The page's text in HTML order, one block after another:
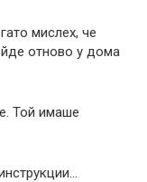
мислех, че
отново у дома
Той имаше